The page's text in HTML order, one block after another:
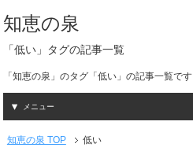
知恵の泉
「低い」タグの記事一覧
「知恵の泉」のタグ「低い」の記事一覧です
メニュー
知恵の泉 TOP 低い